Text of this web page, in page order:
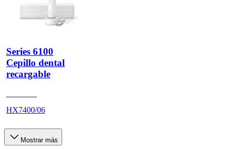
Series 6100
Cepillo dental
recargable
HX7400/06
Mostrar más